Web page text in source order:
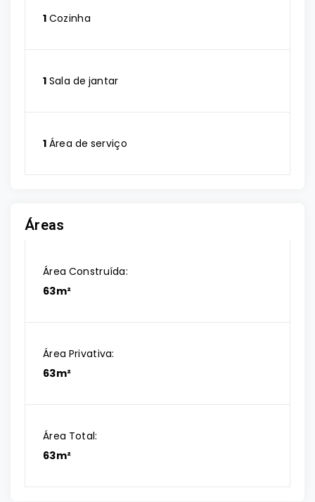
1 Cozinha
1 Sala de jantar
1 Área de serviço
Áreas
Área Construída:
63m²
Área Privativa:
63m²
Área Total:
63m²